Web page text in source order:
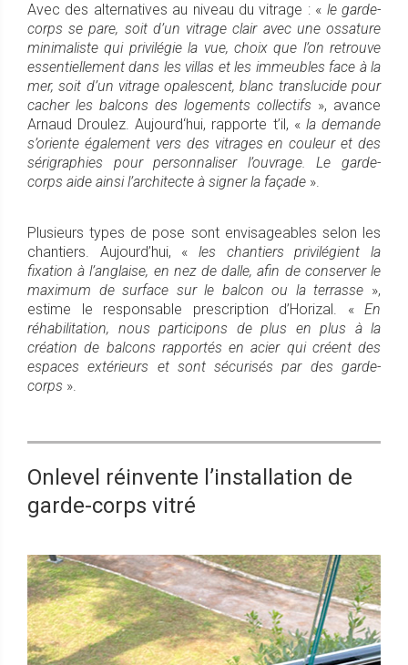
Avec des alternatives au niveau du vitrage : « le garde-
corps se pare, soit d’un vitrage clair avec une ossature
minimaliste qui privilégie la vue, choix que l’on retrouve
essentiellement dans les villas et les immeubles face à la
mer, soit d’un vitrage opalescent, blanc translucide pour
cacher les balcons des logements collectifs », avance
Arnaud Droulez. Aujourd‘hui, rapporte t’il, « la demande
s’oriente également vers des vitrages en couleur et des
sérigraphies pour personnaliser l’ouvrage. Le garde-
corps aide ainsi l’architecte à signer la façade ».
Plusieurs types de pose sont envisageables selon les
chantiers. Aujourd’hui, « les chantiers privilégient la
fixation à l’anglaise, en nez de dalle, afin de conserver le
maximum de surface sur le balcon ou la terrasse »,
estime le responsable prescription d’Horizal. « En
réhabilitation, nous participons de plus en plus à la
création de balcons rapportés en acier qui créent des
espaces extérieurs et sont sécurisés par des garde-
corps ».
Onlevel réinvente l’installation de
garde-corps vitré